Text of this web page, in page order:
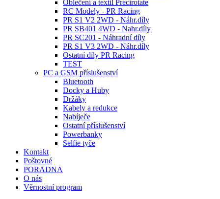
Oblečení a textil Precirotate
RC Modely - PR Racing
PR S1 V2 2WD - Náhr.díly
PR SB401 4WD - Nahr.díly
PR SC201 - Náhradní díly
PR S1 V3 2WD - Náhr.díly
Ostatní díly PR Racing
TEST
PC a GSM příslušenství
Bluetooth
Docky a Huby
Držáky
Kabely a redukce
Nabíječe
Ostatní příslušenství
Powerbanky
Selfie tyče
Kontakt
Poštovné
PORADNA
O nás
Věrnostní program